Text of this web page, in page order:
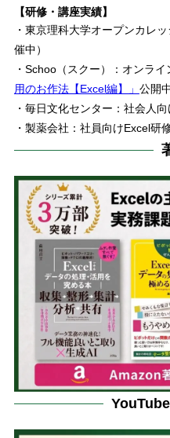
【研修・講座実績】
・東京理科大学オープンカレ
催中）
・Schoo（スクー）：オンラ
用のお作法【Excel編】」 公開
・毎日文化センター：社会人
・製薬会社：社員向けExcel研